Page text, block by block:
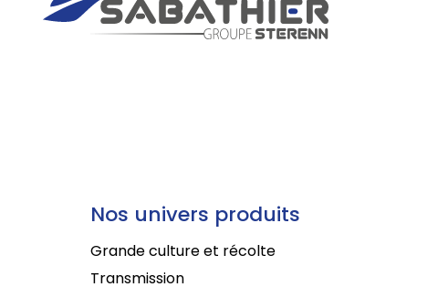
Nos univers produits
Grande culture et récolte
Transmission